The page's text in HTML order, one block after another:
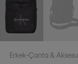
Erkek Çanta &